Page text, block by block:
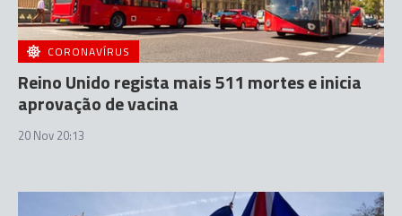
CORONAVÍRUS
Reino Unido regista mais 511 mortes e inicia
aprovação de vacina
20 Nov 20:13